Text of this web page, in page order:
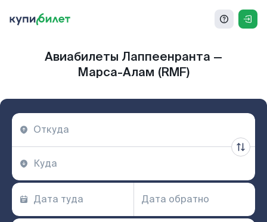
Авиабилеты Лаппеенранта —
Марса-Алам (RMF)